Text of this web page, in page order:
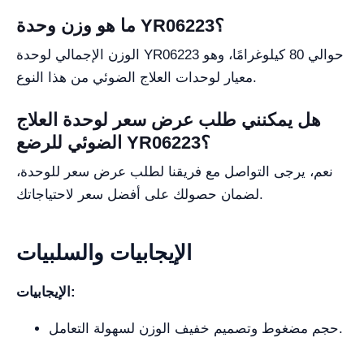
ما هو وزن وحدة YR06223؟
الوزن الإجمالي لوحدة YR06223 حوالي 80 كيلوغرامًا، وهو
معيار لوحدات العلاج الضوئي من هذا النوع.
هل يمكنني طلب عرض سعر لوحدة العلاج
الضوئي للرضع YR06223؟
نعم، يرجى التواصل مع فريقنا لطلب عرض سعر للوحدة،
لضمان حصولك على أفضل سعر لاحتياجاتك.
الإيجابيات والسلبيات
الإيجابيات:
حجم مضغوط وتصميم خفيف الوزن لسهولة التعامل.